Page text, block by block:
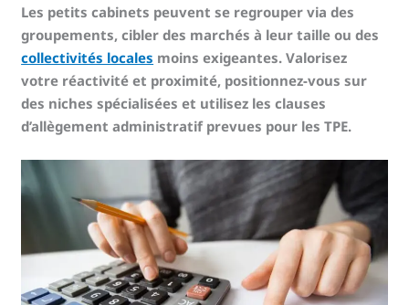
Les petits cabinets peuvent se regrouper via des
groupements, cibler des marchés à leur taille ou des
collectivités locales moins exigeantes. Valorisez
votre réactivité et proximité, positionnez-vous sur
des niches spécialisées et utilisez les clauses
d’allègement administratif prevues pour les TPE.